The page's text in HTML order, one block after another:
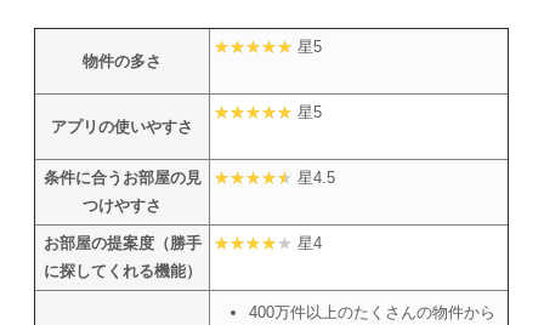
物件の多さ
星5
アプリの使いやすさ
星5
条件に合うお部屋の見
つけやすさ
星4.5
お部屋の提案度（勝手
に探してくれる機能）
星4
400万件以上のたくさんの物件から